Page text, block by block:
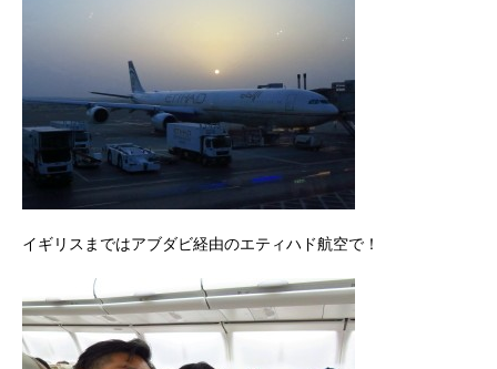
イギリスまではアブダビ経由のエティハド航空で！